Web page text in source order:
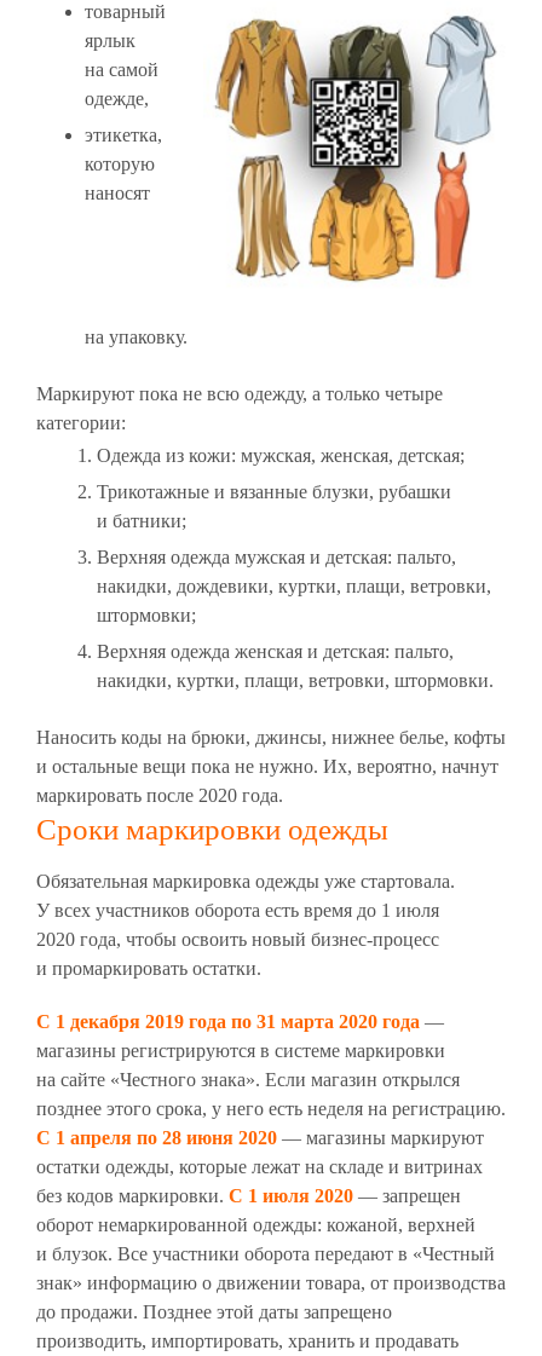
товарный
ярлык
на самой
одежде,
этикетка,
которую
наносят
на упаковку.
Маркируют пока не всю одежду, а только четыре
категории:
Одежда из кожи: мужская, женская, детская;
Трикотажные и вязанные блузки, рубашки
и батники;
Верхняя одежда мужская и детская: пальто,
накидки, дождевики, куртки, плащи, ветровки,
штормовки;
Верхняя одежда женская и детская: пальто,
накидки, куртки, плащи, ветровки, штормовки.
Наносить коды на брюки, джинсы, нижнее белье, кофты
и остальные вещи пока не нужно. Их, вероятно, начнут
маркировать после 2020 года.
Сроки маркировки одежды
Обязательная маркировка одежды уже стартовала.
У всех участников оборота есть время до 1 июля
2020 года, чтобы освоить новый бизнес-процесс
и промаркировать остатки.
С 1 декабря 2019 года по 31 марта 2020 года —
магазины регистрируются в системе маркировки
на сайте «Честного знака». Если магазин открылся
позднее этого срока, у него есть неделя на регистрацию.
С 1 апреля по 28 июня 2020 — магазины маркируют
остатки одежды, которые лежат на складе и витринах
без кодов маркировки. С 1 июля 2020 — запрещен
оборот немаркированной одежды: кожаной, верхней
и блузок. Все участники оборота передают в «Честный
знак» информацию о движении товара, от производства
до продажи. Позднее этой даты запрещено
производить, импортировать, хранить и продавать